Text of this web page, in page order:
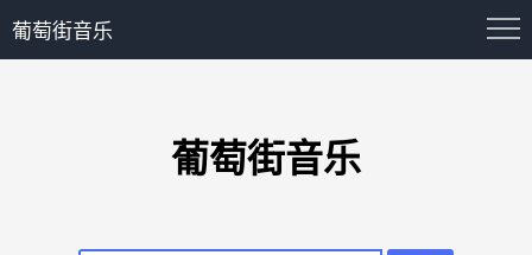
葡萄街音乐
葡萄街音乐